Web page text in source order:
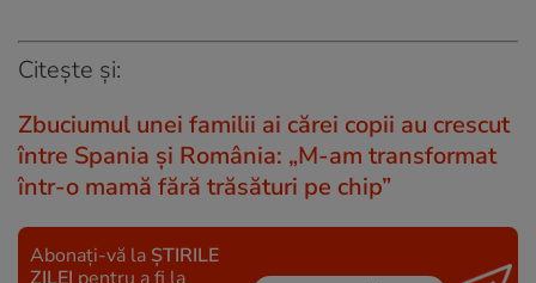
Citește și:
Zbuciumul unei familii ai cărei copii au crescut
între Spania și România: „M-am transformat
într-o mamă fără trăsături pe chip”
Abonați-vă la ȘTIRILE